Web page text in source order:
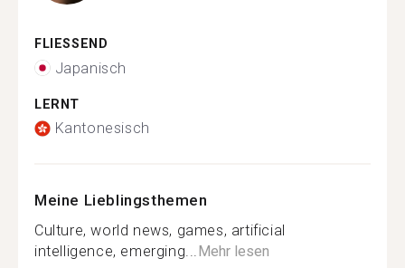
FLIESSEND
Japanisch
LERNT
Kantonesisch
Meine Lieblingsthemen
Culture, world news, games, artificial
intelligence, emerging...Mehr lesen